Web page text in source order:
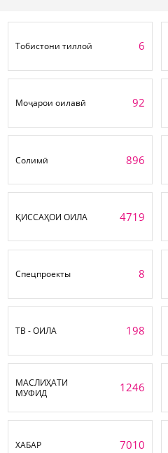
Тобистони тиллоӣ 6
Моҷарои оилавӣ 92
Солимӣ 896
ҚИССАҲОИ ОИЛА 4719
Спецпроекты 8
ТВ - ОИЛА 198
МАСЛИҲАТИ
МУФИД
1246
ХАБАР 7010